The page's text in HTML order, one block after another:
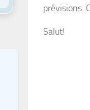
prévisions.
Salut!